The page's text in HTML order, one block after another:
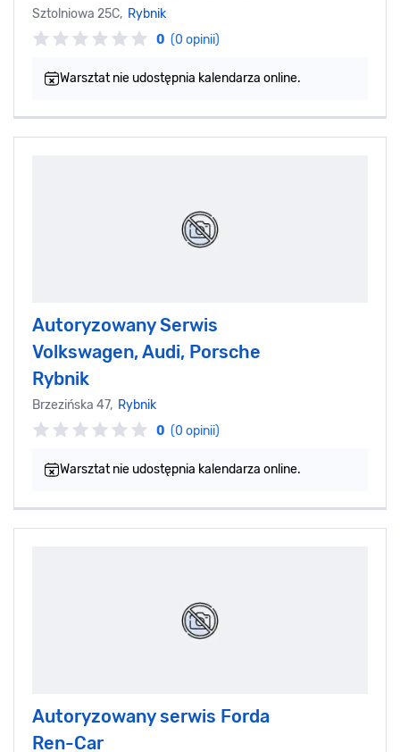
Sztolniowa 25C, Rybnik
0 (0 opinii)
Warsztat nie udostępnia kalendarza online.
Autoryzowany Serwis
Volkswagen, Audi, Porsche
Rybnik
Brzezińska 47, Rybnik
0 (0 opinii)
Warsztat nie udostępnia kalendarza online.
Autoryzowany serwis Forda
Ren-Car